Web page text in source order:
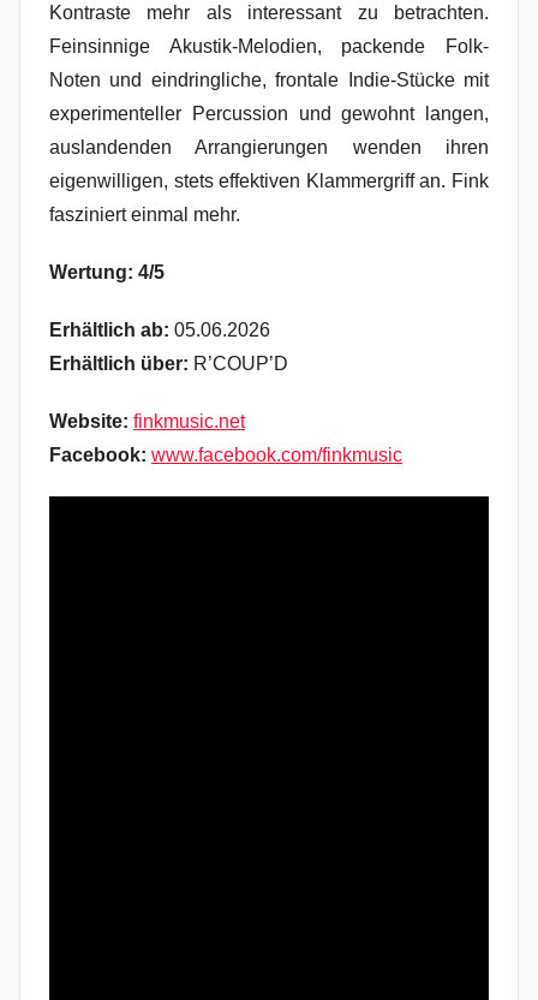
Kontraste mehr als interessant zu betrachten.
Feinsinnige Akustik-Melodien, packende Folk-
Noten und eindringliche, frontale Indie-Stücke mit
experimenteller Percussion und gewohnt langen,
auslandenden Arrangierungen wenden ihren
eigenwilligen, stets effektiven Klammergriff an. Fink
fasziniert einmal mehr.
Wertung: 4/5
Erhältlich ab: 05.06.2026
Erhältlich über: R’COUP’D
Website: finkmusic.net
Facebook: www.facebook.com/finkmusic